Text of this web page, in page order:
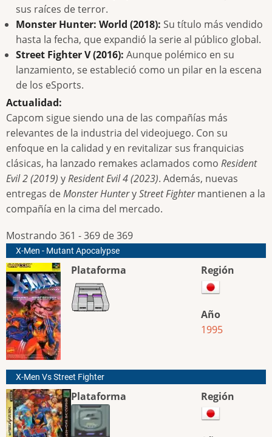
sus raíces de terror.
Monster Hunter: World (2018): Su título más vendido
hasta la fecha, que expandió la serie al público global.
Street Fighter V (2016): Aunque polémico en su
lanzamiento, se estableció como un pilar en la escena
de los eSports.
Actualidad:
Capcom sigue siendo una de las compañías más
relevantes de la industria del videojuego. Con su
enfoque en la calidad y en revitalizar sus franquicias
clásicas, ha lanzado remakes aclamados como Resident
Evil 2 (2019) yResident Evil 4 (2023). Además, nuevas
entregas deMonster HunteryStreet Fightermantienen a la
compañía en la cima del mercado.
Mostrando 361 - 369 de 369
X-Men - Mutant Apocalypse
Plataforma Región
Año
1995
X-Men Vs Street Fighter
Plataforma Región